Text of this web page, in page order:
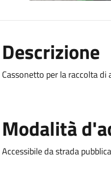
Descrizione
Cassonetto per la raccolta
Modalità
Accessibile da strada pubblica